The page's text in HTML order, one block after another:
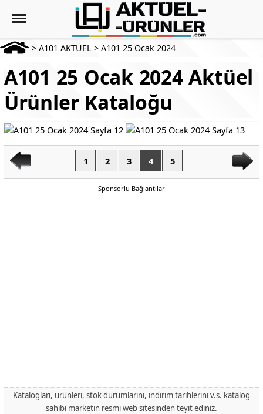
> A101 AKTÜEL > A101 25 Ocak 2024
A101 25 Ocak 2024 Aktüel
Ürünler Kataloğu
1 2 3 4 5
Sponsorlu Bağlantılar
Katalogları, ürünleri, stok durumlarını, indirim tarihlerini v.s. katalog
sahibi marketin resmi web sitesinden teyit ediniz.